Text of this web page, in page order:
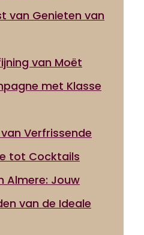
van Genieten van
van Moët
met Klasse
Verfrissende
tot Cocktails
Almere: Jouw
van de Ideale